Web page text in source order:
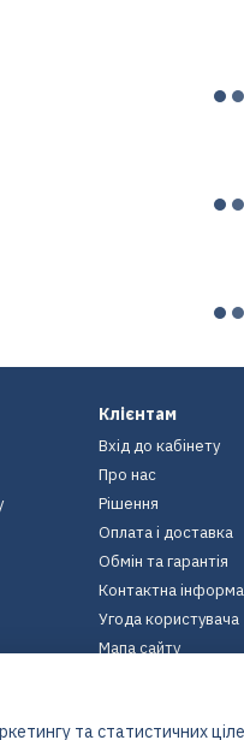
Клієнтам
Вхід до кабінету
Про нас
Рішення
Оплата і доставка
Обмін та гарантія
Контактна
Угода користувача
Мапа сайту
та статистичних